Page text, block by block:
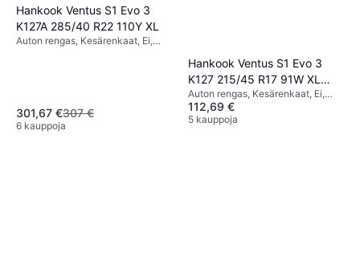
Hankook Ventus S1 Evo 3
K127A 285/40 R22 110Y XL
Auton rengas, Kesärenkaat, Ei,
301,67 €307 €
6 kauppoja
Hankook Ventus S1 Evo 3
K127 215/45 R17 91W XL
4PR
Auton rengas, Kesärenkaat, Ei,
Henkilöauto, Profiili 45 %,
Nopeusindeksi W (270 km/h)
112,69 €
5 kauppoja